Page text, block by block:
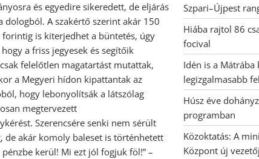
és egyedire sikeredett, de eljárás
dologból. A szakértő szerint akár 150
forintig is kiterjedhet a büntetés, úgy
a friss jegyesek és segítőik
felelőtlen magatartást mutattak,
a Megyeri hídon kipattantak az
hogy lebonyolítsák a látszólag
megtervezett
Szerencsére senki nem sérült
de akár komoly baleset is történhetett
kerül! Mi ezt jól fogjuk föl!” –
Szpari–Újpest
Hiába rajtol 86
focival
Idén is a
legizgalmasabb
Húsz éve
programban
Közoktatás: A
Központ új